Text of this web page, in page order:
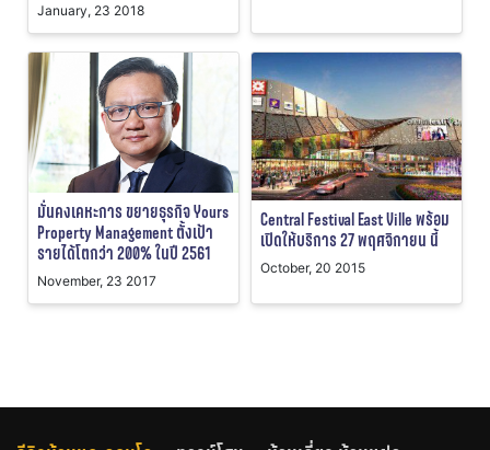
January, 23 2018
มั่นคงเคหะการ ขยายธุรกิจ Yours
Property Management ตั้งเป้า
รายได้โตกว่า 200% ในปี 2561
November, 23 2017
Central Festival East Ville พร้อม
เปิดให้บริการ 27 พฤศจิกายน นี้
October, 20 2015